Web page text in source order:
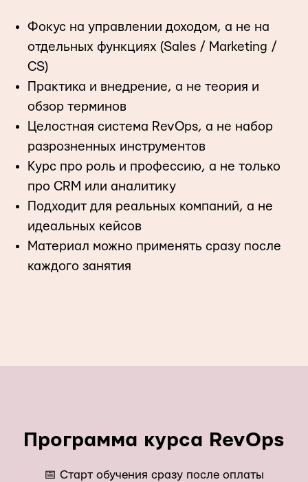
Фокус на управлении доходом, а не на
отдельных функциях (Sales / Marketing /
CS)
Практика и внедрение, а не теория и
обзор терминов
Целостная система RevOps, а не набор
разрозненных инструментов
Курс про роль и профессию, а не только
про CRM или аналитику
Подходит для реальных компаний, а не
идеальных кейсов
Материал можно применять сразу после
каждого занятия
Программа курса RevOps
📅 Старт обучения сразу после оплаты